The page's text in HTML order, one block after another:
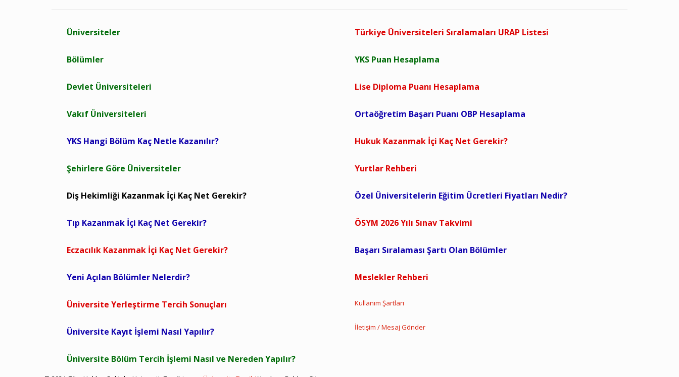
Üniversiteler
Bölümler
Devlet Üniversiteleri
Vakıf Üniversiteleri
YKS Hangi Bölüm Kaç Netle Kazanılır?
Şehirlere Göre Üniversiteler
Diş Hekimliği Kazanmak İçi Kaç Net Gerekir?
Tıp Kazanmak İçi Kaç Net Gerekir?
Eczacılık Kazanmak İçi Kaç Net Gerekir?
Yeni Açılan Bölümler Nelerdir?
Üniversite Yerleştirme Tercih Sonuçları
Üniversite Kayıt İşlemi Nasıl Yapılır?
Üniversite Bölüm Tercih İşlemi Nasıl ve Nereden Yapılır?
Türkiye Üniversiteleri Sıralamaları URAP Listesi
YKS Puan Hesaplama
Lise Diploma Puanı Hesaplama
Ortaöğretim Başarı Puanı OBP Hesaplama
Hukuk Kazanmak İçi Kaç Net Gerekir?
Yurtlar Rehberi
Özel Üniversitelerin Eğitim Ücretleri Fiyatları Nedir?
ÖSYM 2026 Yılı Sınav Takvimi
Başarı Sıralaması Şartı Olan Bölümler
Meslekler Rehberi
Kullanım Şartları
İletişim / Mesaj Gönder